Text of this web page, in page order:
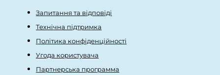
Запитання та відповіді
Технічна підтримка
Політика конфіденційності
Угода користувача
Партнерська программа